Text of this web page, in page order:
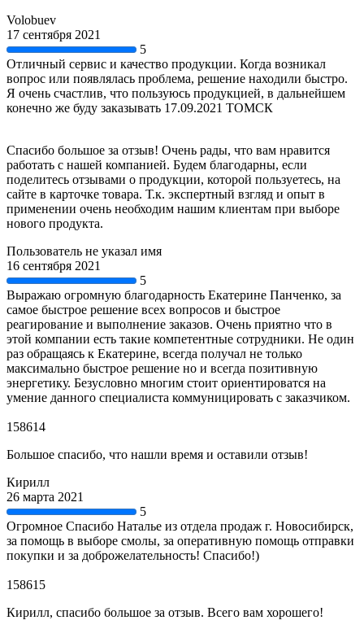
Volobuev
17 сентября 2021
5
Отличный сервис и качество продукции. Когда возникал
вопрос или появлялась проблема, решение находили быстро.
Я очень счастлив, что пользуюсь продукцией, в дальнейшем
конечно же буду заказывать 17.09.2021 ТОМСК
Спасибо большое за отзыв! Очень рады, что вам нравится
работать с нашей компанией. Будем благодарны, если
поделитесь отзывами о продукции, которой пользуетесь, на
сайте в карточке товара. Т.к. экспертный взгляд и опыт в
применении очень необходим нашим клиентам при выборе
нового продукта.
Пользователь не указал имя
16 сентября 2021
5
Выражаю огромную благодарность Екатерине Панченко, за
самое быстрое решение всех вопросов и быстрое
реагирование и выполнение заказов. Очень приятно что в
этой компании есть такие компетентные сотрудники. Не один
раз обращаясь к Екатерине, всегда получал не только
максимально быстрое решение но и всегда позитивную
энергетику. Безусловно многим стоит ориентироватся на
умение данного специалиста коммуницировать с заказчиком.
158614
Большое спасибо, что нашли время и оставили отзыв!
Кирилл
26 марта 2021
5
Огромное Спасибо Наталье из отдела продаж г. Новосибирск,
за помощь в выборе смолы, за оперативную помощь отправки
покупки и за доброжелательность! Спасибо!)
158615
Кирилл, спасибо большое за отзыв. Всего вам хорошего!